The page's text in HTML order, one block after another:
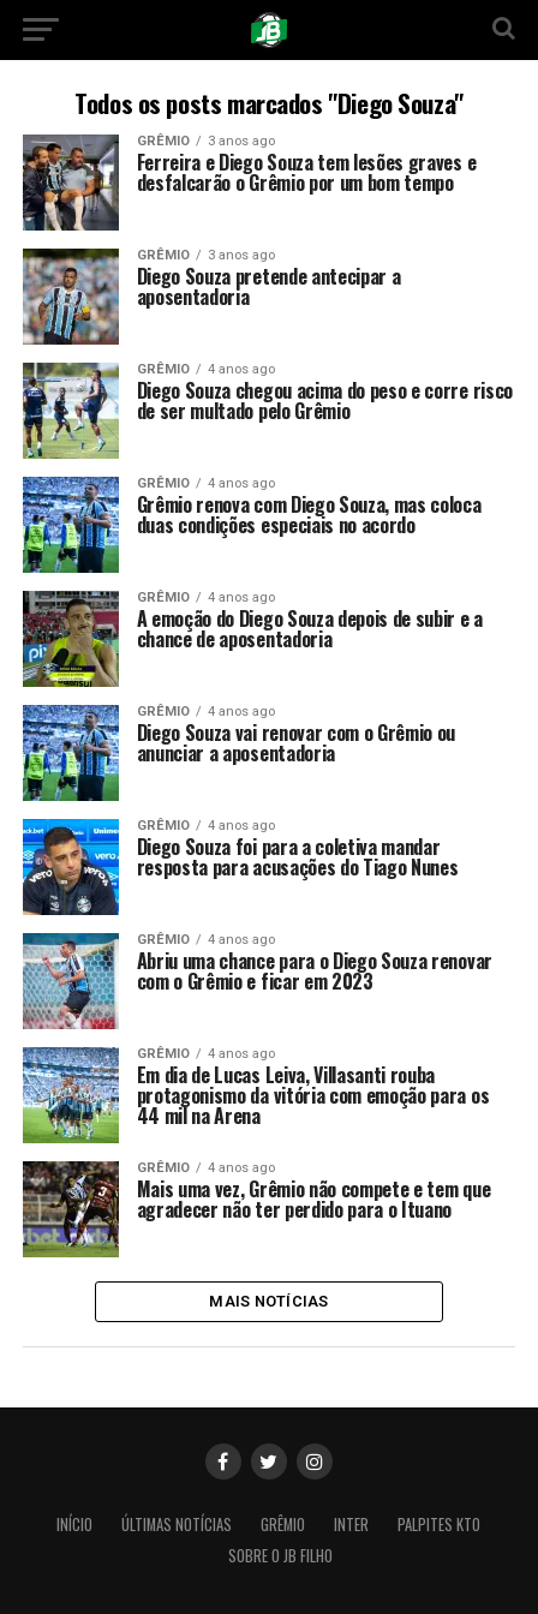
Todos os posts marcados "Diego Souza"
GRÊMIO 3 anos ago
Ferreira e Diego Souza tem lesões graves e
desfalcarão o Grêmio por um bom tempo
GRÊMIO 3 anos ago
Diego Souza pretende antecipar a
aposentadoria
GRÊMIO 4 anos ago
Diego Souza chegou acima do peso e corre risco
de ser multado pelo Grêmio
GRÊMIO 4 anos ago
Grêmio renova com Diego Souza, mas coloca
duas condições especiais no acordo
GRÊMIO 4 anos ago
A emoção do Diego Souza depois de subir e a
chance de aposentadoria
GRÊMIO 4 anos ago
Diego Souza vai renovar com o Grêmio ou
anunciar a aposentadoria
GRÊMIO 4 anos ago
Diego Souza foi para a coletiva mandar
resposta para acusações do Tiago Nunes
GRÊMIO 4 anos ago
Abriu uma chance para o Diego Souza renovar
com o Grêmio e ficar em 2023
GRÊMIO 4 anos ago
Em dia de Lucas Leiva, Villasanti rouba
protagonismo da vitória com emoção para os
44 mil na Arena
GRÊMIO 4 anos ago
Mais uma vez, Grêmio não compete e tem que
agradecer não ter perdido para o Ituano
MAIS NOTÍCIAS
INÍCIO ÚLTIMAS NOTÍCIAS GRÊMIO INTER
PALPITES KTO
SOBRE O JB FILHO